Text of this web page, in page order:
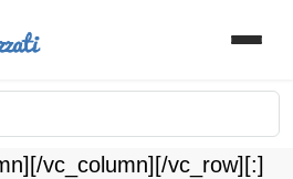
vc_column][/vc_row][:]